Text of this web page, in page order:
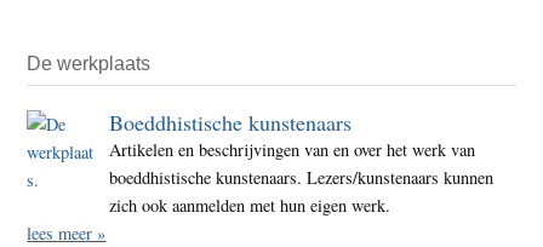
De werkplaats
Boeddhistische kunstenaars
Artikelen en beschrijvingen van en over het werk van
boeddhistische kunstenaars. Lezers/kunstenaars kunnen
zich ook aanmelden met hun eigen werk.
lees meer »